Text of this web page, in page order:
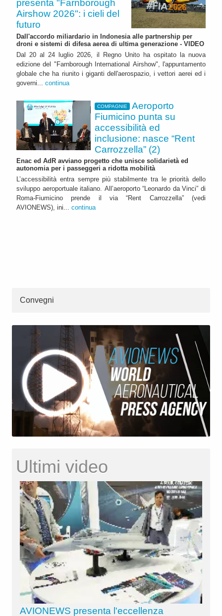
presenta "Farnborough
Airshow 2026": i cieli del
futuro
Dall'accordo miliardario in Indonesia alle partnership per
droni e sistemi di difesa aerea di ultima generazione - VIDEO
Dal 20 al 24 luglio 2026, il Regno Unito ha ospitato la nuova
edizione del "Farnborough International Airshow", l'appuntamento
globale che ha riunito i giganti dell'aerospazio, i vettori aerei ed i
governi... continua
COMPAGNIE
Aeroporto
Fiumicino punta su
accessibilità ed
inclusione: nasce “Rent
Carrozzella” (2)
Enac ed AdR avviano progetto che unisce solidarietà ed
autonomia per i passeggeri a ridotta mobilità
L’accessibilità entra sempre più stabilmente tra le priorità dello
sviluppo aeroportuale italiano. All’aeroporto “Leonardo da Vinci” di
Roma-Fiumicino prende il via “Rent Carrozzella” (vedi
AVIONEWS), ini... continua
Convegni
Ultimi video
AVIONEWS presenta l'eccellenza